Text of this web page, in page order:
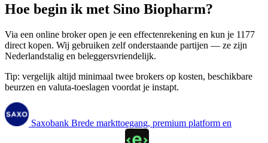
Hoe begin ik met Sino Biopharm?
Via een online broker open je een effectenrekening en kun je 1177
direct kopen. Wij gebruiken zelf onderstaande partijen — ze zijn
Nederlandstalig en beleggersvriendelijk.
Tip: vergelijk altijd minimaal twee brokers op kosten, beschikbare
beurzen en valuta-toeslagen voordat je instapt.
Saxobank Brede markttoegang, premium platform en